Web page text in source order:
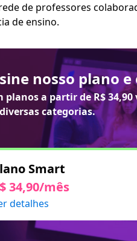
de professores
de ensino.
nosso plano
planos a partir deR$ 34,90
categorias.
Smart
34,90/mês
detalhes